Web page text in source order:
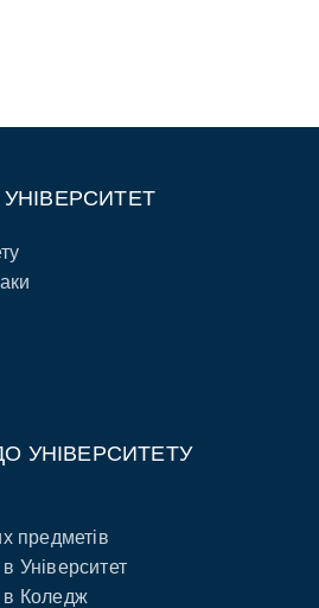
УНІВЕРСИТЕТУ
предметів
Університет
Коледж